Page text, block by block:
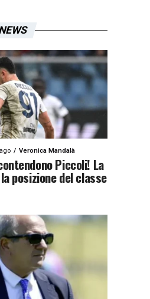
Veronica Mandalà
Piccoli! La
posizione del classe